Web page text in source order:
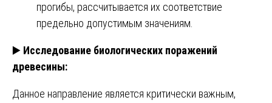
прогибы, рассчитывается их соответствие
предельно допустимым значениям.
▶️ Исследование биологических поражений
древесины:
Данное направление является критически важным,